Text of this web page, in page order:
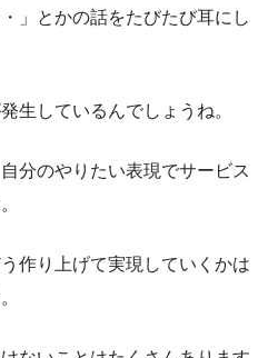
」とかの話をたびたび耳にし
生しているんでしょうね。
分のやりたい表現でサービス
作り上げて実現していくかは